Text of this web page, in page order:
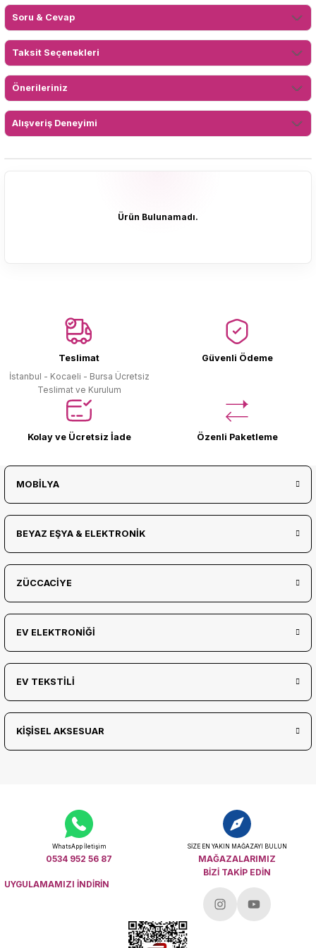
Soru & Cevap
Taksit Seçenekleri
Önerileriniz
Alışveriş Deneyimi
Ürün Bulunamadı.
Teslimat
İstanbul - Kocaeli - Bursa Ücretsiz
Teslimat ve Kurulum
Güvenli Ödeme
Kolay ve Ücretsiz İade Özenli Paketleme
MOBİLYA
BEYAZ EŞYA & ELEKTRONİK
ZÜCCACİYE
EV ELEKTRONİĞİ
EV TEKSTİLİ
KİŞİSEL AKSESUAR
WhatsApp İletişim
0534 952 56 87
SİZE EN YAKIN MAĞAZAYI BULUN
MAĞAZALARIMIZ
UYGULAMAMIZI İNDİRİN
BİZİ TAKİP EDİN